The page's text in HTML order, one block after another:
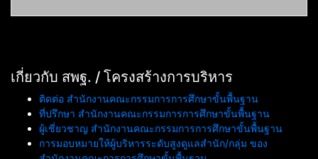
เกี่ยวกับ สพฐ. / โครงสร้างการบริหาร
ติดต่อ สำนักงานคณะกรรมการการศึกษาขั้นพื้นฐาน
ที่ปรึกษา สำนักงานคณะกรรมการการศึกษาขั้นพื้นฐาน
ผู้เชี่ยวชาญ สำนักงานคณะกรรมการการศึกษาขั้นพื้นฐาน
การมอบหมายให้ผู้บริหารระดับสูงดูแลสำนัก/กลุ่ม ของ